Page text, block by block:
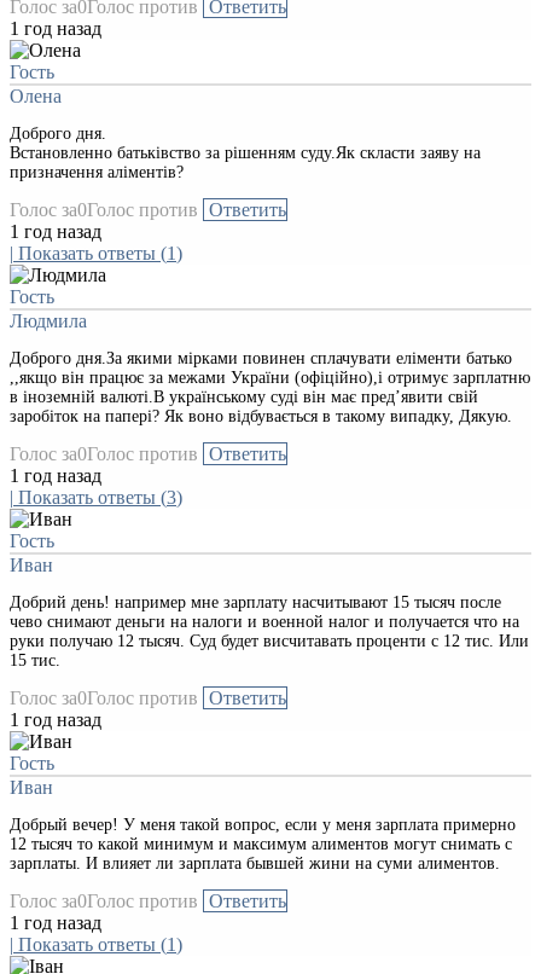
Голос за0Голос против Ответить
1 год назад
Гость
Олена
Доброго дня.
Встановленно батьківство за рішенням суду.Як скласти заяву на
призначення аліментів?
Голос за0Голос против Ответить
1 год назад
| Показать ответы (1)
Гость
Людмила
Доброго дня.За якими мірками повинен сплачувати еліменти батько
,,якщо він працює за межами України (офіційно),і отримує зарплатню
в іноземній валюті.В українському суді він має пред’явити свій
заробіток на папері? Як воно відбувається в такому випадку, Дякую.
Голос за0Голос против Ответить
1 год назад
| Показать ответы (3)
Гость
Иван
Добрий день! например мне зарплату насчитывают 15 тысяч после
чево снимают деньги на налоги и военной налог и получается что на
руки получаю 12 тысяч. Суд будет висчитавать проценти с 12 тис. Или
15 тис.
Голос за0Голос против Ответить
1 год назад
Гость
Иван
Добрый вечер! У меня такой вопрос, если у меня зарплата примерно
12 тысяч то какой минимум и максимум алиментов могут снимать с
зарплаты. И влияет ли зарплата бывшей жини на суми алиментов.
Голос за0Голос против Ответить
1 год назад
| Показать ответы (1)